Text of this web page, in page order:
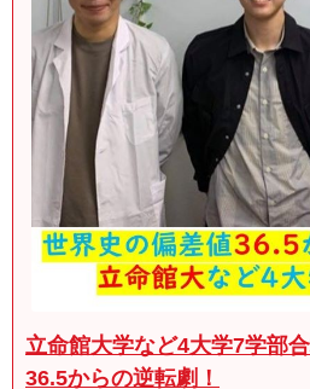
立命館大学など4大学7学部
36.5からの逆転劇！